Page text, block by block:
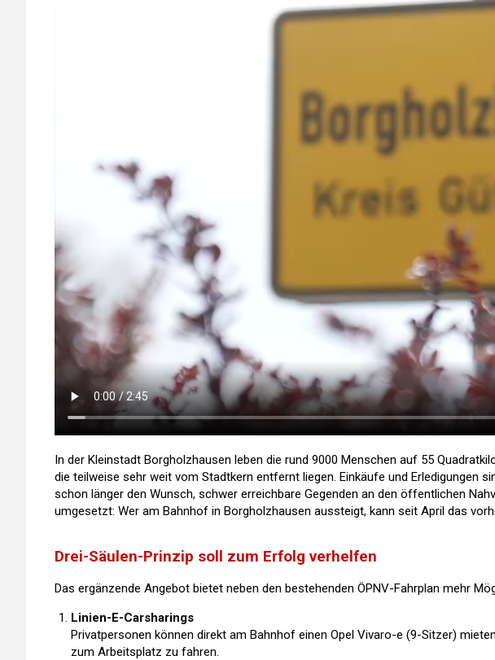
In der Kleinstadt Borgholzhausen leben die rund 9000 Menschen auf 55
die teilweise sehr weit vom Stadtkern entfernt liegen. Einkäufe und Erledigungen
schon länger den Wunsch, schwer erreichbare Gegenden an den öffentlichen
umgesetzt: Wer am Bahnhof in Borgholzhausen aussteigt, kann seit April das
Drei-Säulen-Prinzip soll zum Erfolg verhelfen
Das ergänzende Angebot bietet neben den bestehenden ÖPNV-Fahrplan mehr
Linien-E-Carsharings
Privatpersonen können direkt am Bahnhof einen Opel Vivaro-e (9-Sitzer)
zum Arbeitsplatz zu fahren.